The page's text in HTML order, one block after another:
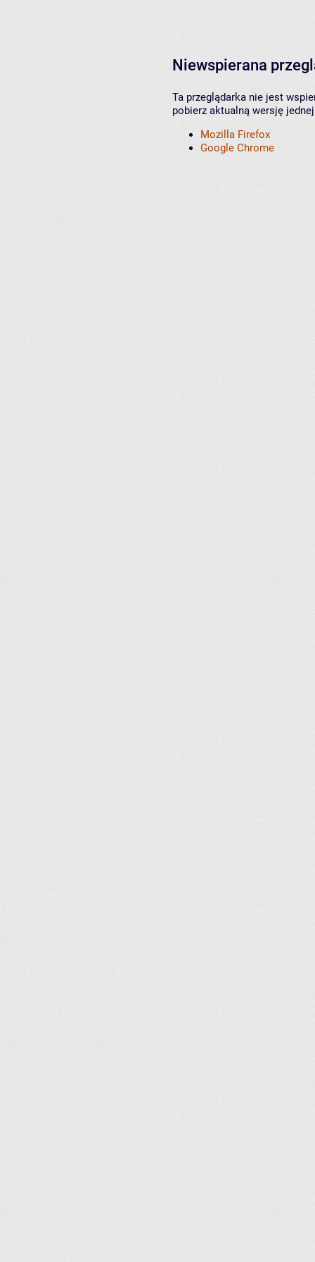
Niewspierana
Ta przeglądarka nie jest
pobierz aktualną wersję
Mozilla Firefox
Google Chrome